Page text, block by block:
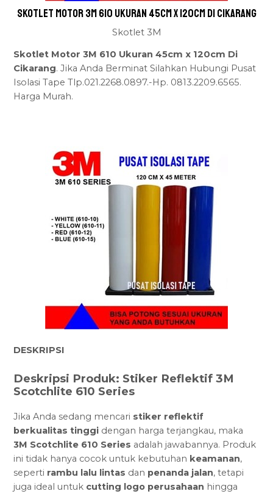
Skotlet Motor 3M 610 Ukuran 45cm x 120cm Di Cikarang
Skotlet 3M
Skotlet Motor 3M 610 Ukuran 45cm x 120cm Di
Cikarang. Jika Anda Berminat Silahkan Hubungi Pusat
Isolasi Tape Tlp.021.2268.0897.-Hp. 0813.2209.6565.
Harga Murah.
DESKRIPSI
Deskripsi Produk: Stiker Reflektif 3M
Scotchlite 610 Series
Jika Anda sedang mencari stiker reflektif
berkualitas tinggi dengan harga terjangkau, maka
3M Scotchlite 610 Series adalah jawabannya. Produk
ini tidak hanya cocok untuk kebutuhan keamanan,
seperti rambu lalu lintas dan penanda jalan, tetapi
juga ideal untuk cutting logo perusahaan hingga